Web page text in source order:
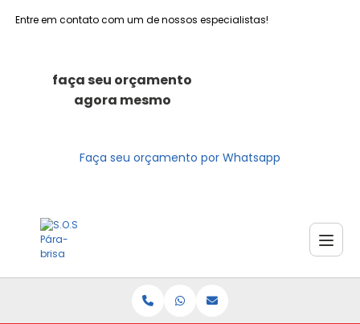
Entre em contato com um de nossos especialistas!
faça seu orçamento
agora mesmo
Faça seu orçamento por Whatsapp